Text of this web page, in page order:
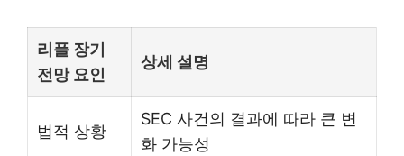
리플 장기
전망 요인
상세 설명
법적 상황
SEC 사건의 결과에 따라 큰 변
화 가능성